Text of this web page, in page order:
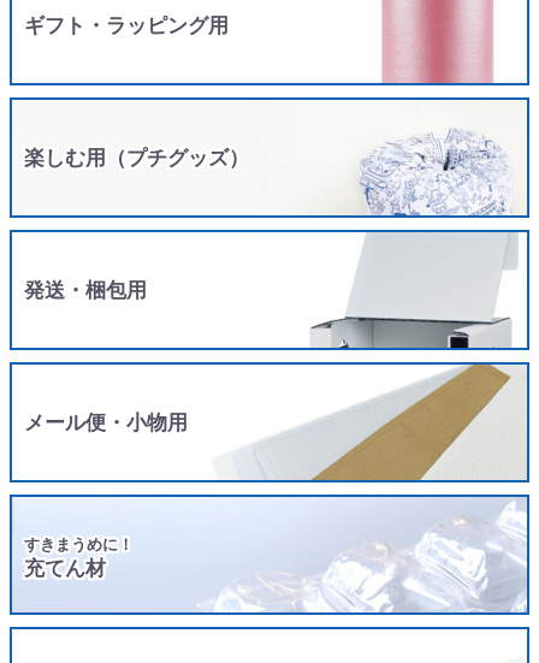
ギフト・ラッピング用
楽しむ用（プチグッズ）
発送・梱包用
メール便・小物用
すきまうめに！
充てん材